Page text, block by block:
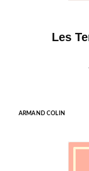
Les
ARMAND COLIN